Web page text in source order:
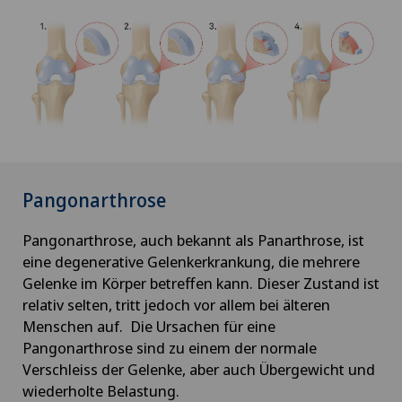
Pangonarthrose
Pangonarthrose, auch bekannt als Panarthrose, ist
eine degenerative Gelenkerkrankung, die mehrere
Gelenke im Körper betreffen kann. Dieser Zustand ist
relativ selten, tritt jedoch vor allem bei älteren
Menschen auf. Die Ursachen für eine
Pangonarthrose sind zu einem der normale
Verschleiss der Gelenke, aber auch Übergewicht und
wiederholte Belastung.